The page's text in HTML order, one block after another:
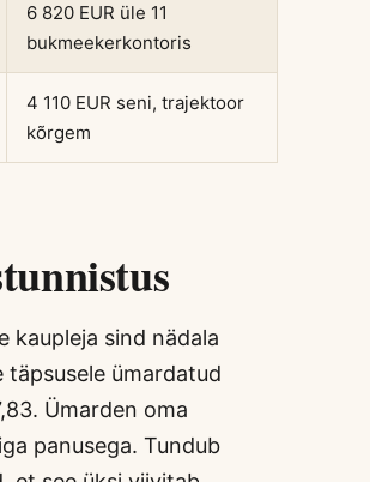
6 820 EUR üle 11
bukmeekerkontoris
4 110 EUR seni, trajektoor
kõrgem
kaupleja sind nädala
täpsusele ümardatud
Ümarden oma
panusega. Tundub